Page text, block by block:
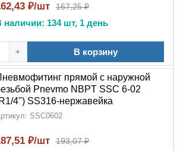
промышленных систем
цанговый прямой PC
(
₽/шт 167,25 ₽
наличии: 134 шт, 1 день
+ В корзину
прямой с наружной
Pnevmo NBPT SSC 6-02
4") SS316-нержавейка
SSC0602
₽/шт 193,07 ₽